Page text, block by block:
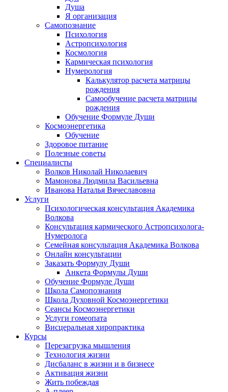
Душа
Я организация
Самопознание
Психология
Астропсихология
Космология
Кармическая психология
Нумерология
Калькулятор расчета матрицы
рождения
Самообучение расчета матрицы
рождения
Обучение Формуле Души
Космоэнергетика
Обучение
Здоровое питание
Полезные советы
Специалисты
Волков Николай Николаевич
Мамонова Людмила Васильевна
Иванова Наталья Вячеславовна
Услуги
Психологическая консультация Академика
Волкова
Консультация кармического Астропсихолога-
Нумеролога
Семейная консультация Академика Волкова
Онлайн консультации
Заказать Формулу Души
Анкета Формулы Души
Обучение Формуле Души
Школа Самопознания
Школа Духовной Космоэнергетики
Сеансы Космоэнергетики
Услуги гомеопата
Висцеральная хиропрактика
Курсы
Перезагрузка мышления
Технология жизни
Дисбаланс в жизни и в бизнесе
Активация жизни
Жить побеждая